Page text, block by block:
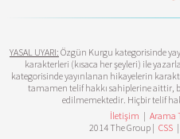
YASAL UYARI: Özgün Kurgu kategorisinde
karakterleri (kısaca her şeyleri) ile
kategorisinde yayınlanan hikayelerin
tamamen telif hakkı sahiplerine aittir,
edilmemektedir. Hiçbir telif
İletişim | Arama
2014 The Group | CSS